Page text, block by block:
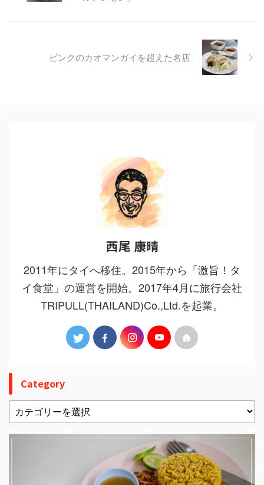
ピンクのカオマンガイを超えた名店
西尾 康晴
2011年にタイへ移住。2015年から「激旨！タ
イ食堂」の運営を開始。2017年4月に旅行会社
TRIPULL(THAILAND)Co.,Ltd.を起業。
Category